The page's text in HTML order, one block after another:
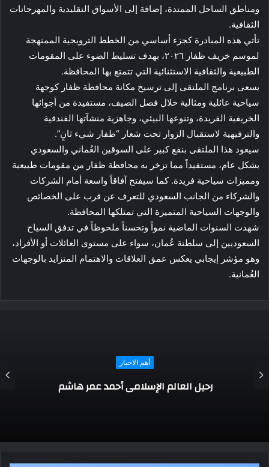
ومناطق الساحل الممتدة، إضافة إلى الأسواق التقليدية والمهرجانات
الثقافية.
تأتي هذه المبادرة كجزء أساسي من الخطط الترويجية الممنهجة
لموسم خريف ظفار ٢٠٢٦، بهدف تسليط الضوء على المقومات
الطبيعية والثقافية الاستثنائية التي تتمتع بها المحافظة.
يسعى برنامج الملتقى إلى ترسيخ مكانة محافظة ظفار كوجهة
سياحية عائلية ومثالية خلال فصل الصيف، مستفيدة من أجوائها
الخريفية الفريدة، وتنوعها البيئي، وجاهزية منشآتها الفندقية
والترفيهية لاستقبال الزوار تحت شعار “ظفار شيء ثانٍ”.
سيعود هذا الملتقى بنفع كبير على السوقين العُماني والسعودي
بشكل عام، مستفيداً مما تزخر به محافظة ظفار من مقومات طبيعية
ومميزات سياحية فريدة. كما سيفتح آفاقاً واسعة أمام الشركات
والشركاء من الجانب السعودي للتعرف عن قرب على الخصائص
والوجهات السياحية المتميزة التي تمتلكها المحافظة.
شهدت السنوات الماضية نمواً وتحسناً ملحوظاً في تدفق السياح
السعوديين إلى سلطنة عُمان، سواء على مستوى العائلات أو الأفراد،
وهو مؤشر إيجابي يعكس عمق العلاقات والاهتمام المتزايد بالوجهات
العُمانية.
أهم الاخبار
شعبة السرد باتحاد كتاب
مصرتناقش”المتشابهون” للروائي أحمد طايل